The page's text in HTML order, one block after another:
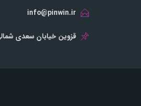
info@pinwin.ir
قزوین خیابان سعدی